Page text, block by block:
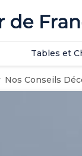
Tables et
Nos Conseils